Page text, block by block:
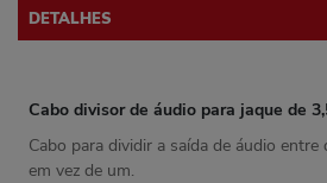
DETALHES
Cabo divisor de áudio para jaque de
Cabo para dividir a saída de áudio entre
em vez de um.